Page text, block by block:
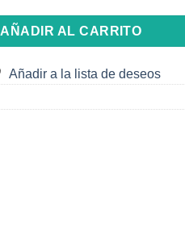
AÑADIR AL CARRITO
Añadir a la lista de deseos